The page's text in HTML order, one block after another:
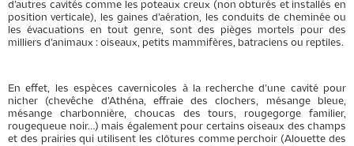
d’autres cavités comme les poteaux creux (non obturés et installés en
position verticale), les gaines d’aération, les conduits de cheminée ou
les évacuations en tout genre, sont des pièges mortels pour des
milliers d’animaux : oiseaux, petits mammifères, batraciens ou reptiles.
En effet, les espèces cavernicoles à la recherche d’une cavité pour
nicher (chevêche d’Athéna, effraie des clochers, mésange bleue,
mésange charbonnière, choucas des tours, rougegorge familier,
rougequeue noir…) mais également pour certains oiseaux des champs
et des prairies qui utilisent les clôtures comme perchoir (Alouette des